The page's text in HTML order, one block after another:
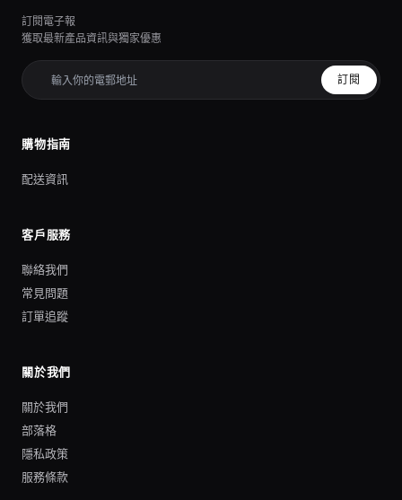
訂閱電子報
獲取最新產品資訊與獨家優惠
訂閱
購物指南
配送資訊
客戶服務
聯絡我們
常見問題
訂單追蹤
關於我們
關於我們
部落格
隱私政策
服務條款